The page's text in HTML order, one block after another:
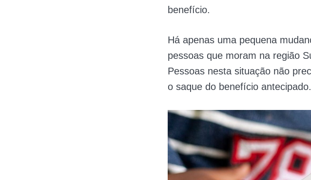
benefício.
Há apenas uma pequena
pessoas que moram na região
Pessoas nesta situação não
o saque do benefício antecipado.